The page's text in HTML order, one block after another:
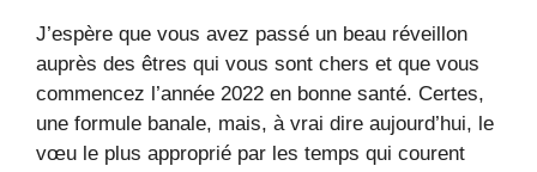
J’espère que vous avez passé un beau réveillon
auprès des êtres qui vous sont chers et que vous
commencez l’année 2022 en bonne santé. Certes,
une formule banale, mais, à vrai dire aujourd’hui, le
vœu le plus approprié par les temps qui courent